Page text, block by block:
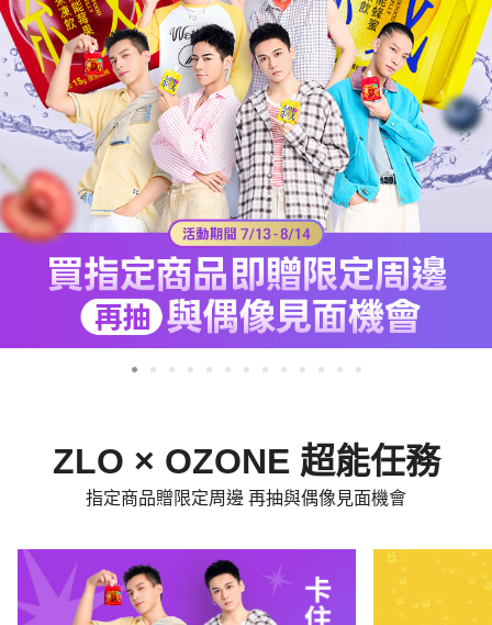
ZLO × OZONE 超能任務
指定商品贈限定周邊 再抽與偶像見面機會